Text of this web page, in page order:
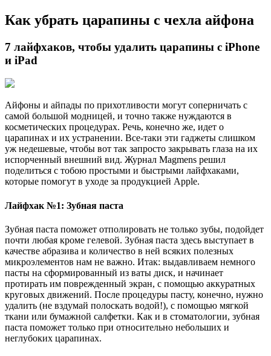
Как убрать царапины с чехла айфона
7 лайфхаков, чтобы удалить царапины с iPhone
и iPad
Айфоны и айпады по прихотливости могут соперничать с
самой большой модницей, и точно также нуждаются в
косметических процедурах. Речь, конечно же, идет о
царапинах и их устранении. Все-таки эти гаджеты слишком
уж недешевые, чтобы вот так запросто закрывать глаза на их
испорченный внешний вид. Журнал Magmens решил
поделиться с тобою простыми и быстрыми лайфхаками,
которые помогут в уходе за продукцией Apple.
Лайфхак №1: Зубная паста
Зубная паста поможет отполировать не только зубы, подойдет
почти любая кроме гелевой. Зубная паста здесь выступает в
качестве абразива и количество в ней всяких полезных
микроэлементов нам не важно. Итак: выдавливаем немного
пасты на сформированный из ваты диск, и начинает
протирать им поврежденный экран, с помощью аккуратных
круговых движений. После процедуры пасту, конечно, нужно
удалить (не вздумай полоскать водой!), с помощью мягкой
ткани или бумажной салфетки. Как и в стоматологии, зубная
паста поможет только при относительно небольших и
неглубоких царапинах.